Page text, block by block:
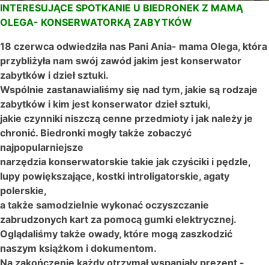
INTERESUJĄCE SPOTKANIE U BIEDRONEK Z MAMĄ
OLEGA- KONSERWATORKĄ ZABYTKÓW
18 czerwca odwiedziła nas Pani Ania- mama Olega, która
przybliżyła nam swój zawód jakim jest konserwator
zabytków i dzieł sztuki.
Wspólnie zastanawialiśmy się nad tym, jakie są rodzaje
zabytków i kim jest konserwator dzieł sztuki,
jakie czynniki niszczą cenne przedmioty i jak należy je
chronić. Biedronki mogły także zobaczyć
najpopularniejsze
narzędzia konserwatorskie takie jak czyściki i pędzle,
lupy powiększające, kostki introligatorskie, agaty
polerskie,
a także samodzielnie wykonać oczyszczanie
zabrudzonych kart za pomocą gumki elektrycznej.
Oglądaliśmy także owady, które mogą zaszkodzić
naszym książkom i dokumentom.
Na zakończenie każdy otrzymał wspaniały prezent -